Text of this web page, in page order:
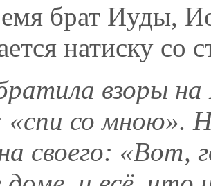
брат Иуды,
натиску со
взоры
«спи со мною».
своего: «Вот,